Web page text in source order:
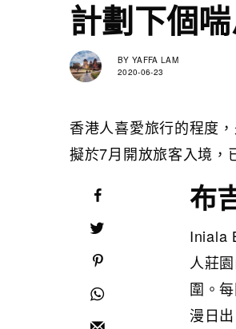
計劃下個
BY YAFFA LAM
2020-06-23
香港人喜愛旅行的程度
擬於7月開放旅客入境，
布
Iniala
人莊
圍。
漫日